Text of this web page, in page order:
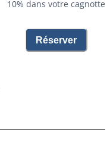
10% dans votre cagnotte
Réserver